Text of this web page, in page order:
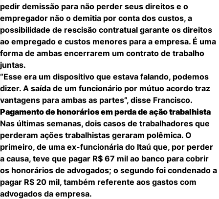
pedir demissão para não perder seus direitos e o
empregador não o demitia por conta dos custos, a
possibilidade de rescisão contratual garante os direitos
ao empregado e custos menores para a empresa. É uma
forma de ambas encerrarem um contrato de trabalho
juntas.
“Esse era um dispositivo que estava falando, podemos
dizer. A saída de um funcionário por mútuo acordo traz
vantagens para ambas as partes”, disse Francisco.
Pagamento de honorários em perda de ação trabalhista
Nas últimas semanas, dois casos de trabalhadores que
perderam ações trabalhistas geraram polêmica. O
primeiro, de uma ex-funcionária do Itaú que, por perder
a causa, teve que pagar R$ 67 mil ao banco para cobrir
os honorários de advogados; o segundo foi condenado a
pagar R$ 20 mil, também referente aos gastos com
advogados da empresa.